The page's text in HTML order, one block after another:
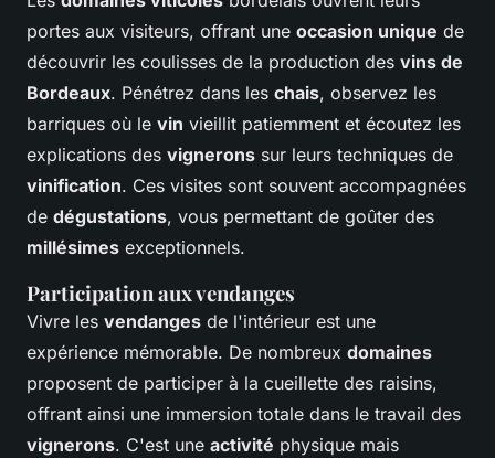
portes aux visiteurs, offrant une occasion unique de
découvrir les coulisses de la production des vins de
Bordeaux. Pénétrez dans les chais, observez les
barriques où le vin vieillit patiemment et écoutez les
explications des vignerons sur leurs techniques de
vinification. Ces visites sont souvent accompagnées
de dégustations, vous permettant de goûter des
millésimes exceptionnels.
Participation aux vendanges
Vivre les vendanges de l'intérieur est une
expérience mémorable. De nombreux domaines
proposent de participer à la cueillette des raisins,
offrant ainsi une immersion totale dans le travail des
vignerons. C'est une activité physique mais